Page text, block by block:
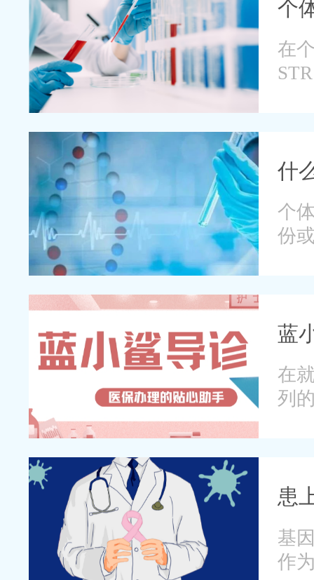
个
在
什
个
份
蓝
在
列
患
基
作